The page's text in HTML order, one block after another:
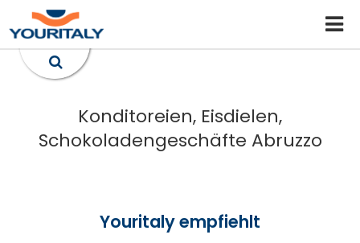
Konditoreien, Eisdielen,
Schokoladengeschäfte Abruzzo
Youritaly empfiehlt